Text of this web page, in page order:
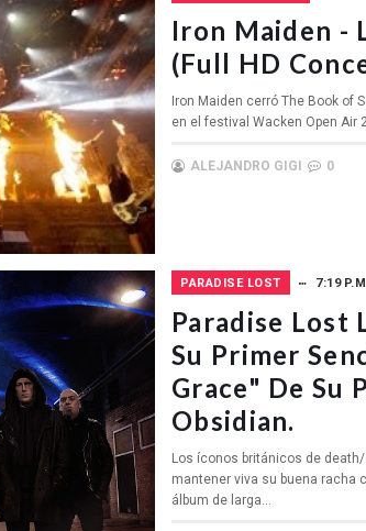
Iron Maiden -
(Full HD
Iron Maiden cerró The Book of
en el festival Wacken Open Air
ALEJANDRO GIGI 0
PARADISE LOST 7:19
Paradise Lost
Su Primer
Grace" De Su
Obsidian.
Los íconos británicos de
mantener viva su buena racha
álbum de larga...